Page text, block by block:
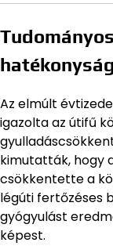
Az elmúlt
igazolta az útifű
kimutatták, hogy
csökkentette a
légúti fertőzéses
gyógyulást
képest.